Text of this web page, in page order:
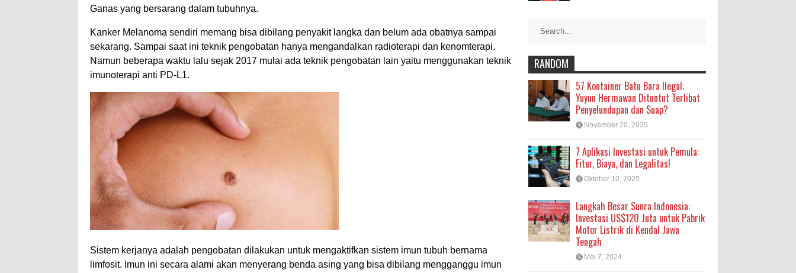
Ganas yang bersarang dalam tubuhnya.
Kanker Melanoma sendiri memang bisa dibilang penyakit langka dan belum ada obatnya sampai
sekarang. Sampai saat ini teknik pengobatan hanya mengandalkan radioterapi dan kenomterapi.
Namun beberapa waktu lalu sejak 2017 mulai ada teknik pengobatan lain yaitu menggunakan teknik
imunoterapi anti PD-L1.
Sistem kerjanya adalah pengobatan dilakukan untuk mengaktifkan sistem imun tubuh bernama
limfosit. Imun ini secara alami akan menyerang benda asing yang bisa dibilang mengganggu imun
RANDOM
57 Kontainer Batu Bara Ilegal:
Yuyun Hermawan Dituntut Terlibat
Penyelundupan dan Suap?
November 20, 2025
7 Aplikasi Investasi untuk Pemula:
Fitur, Biaya, dan Legalitas!
Oktober 10, 2025
Langkah Besar Sunra Indonesia:
Investasi US$120 Juta untuk Pabrik
Motor Listrik di Kendal Jawa
Tengah
Mei 7, 2024